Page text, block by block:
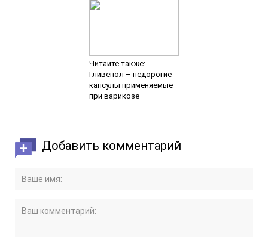
Читайте также:
Гливенол – недорогие
капсулы применяемые
при варикозе
Добавить комментарий